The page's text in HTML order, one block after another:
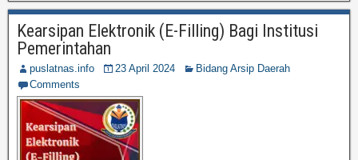
Kearsipan Elektronik (E-Filling) Bagi Institusi
Pemerintahan
puslatnas.info 23 April 2024
Bidang Arsip Daerah
Comments